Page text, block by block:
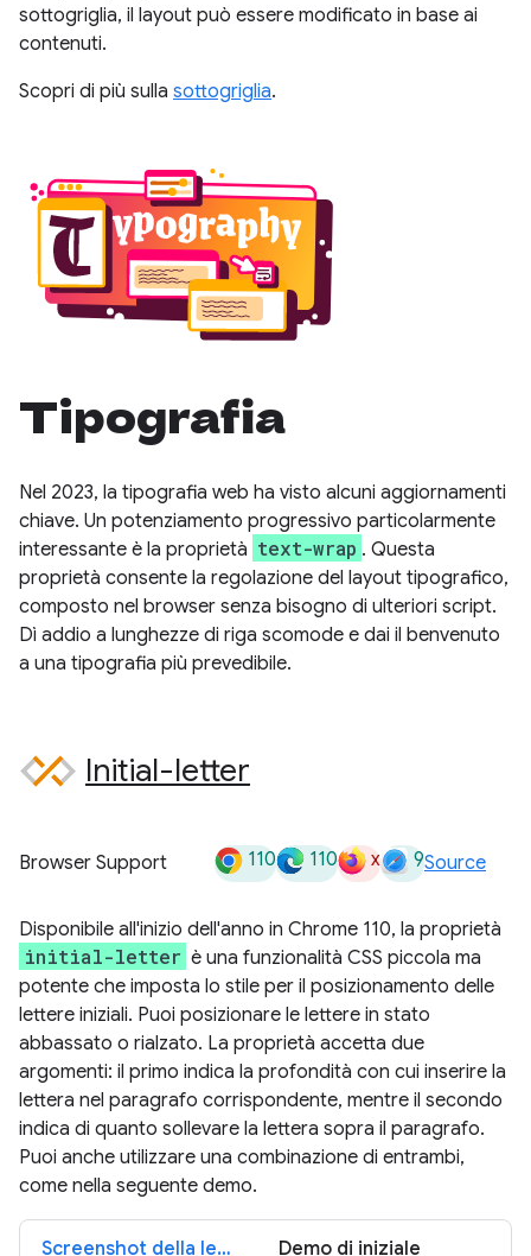
sottogriglia, il layout può essere modificato in base ai
contenuti.
Scopri di più sulla sottogriglia.
Tipografia
Nel 2023, la tipografia web ha visto alcuni aggiornamenti
chiave. Un potenziamento progressivo particolarmente
interessante è la proprietà text-wrap . Questa
proprietà consente la regolazione del layout tipografico,
composto nel browser senza bisogno di ulteriori script.
Dì addio a lunghezze di riga scomode e dai il benvenuto
a una tipografia più prevedibile.
Initial-letter
Browser Support 110 110 x 9Source
Disponibile all'inizio dell'anno in Chrome 110, la proprietà
initial-letter è una funzionalità CSS piccola ma
potente che imposta lo stile per il posizionamento delle
lettere iniziali. Puoi posizionare le lettere in stato
abbassato o rialzato. La proprietà accetta due
argomenti: il primo indica la profondità con cui inserire la
lettera nel paragrafo corrispondente, mentre il secondo
indica di quanto sollevare la lettera sopra il paragrafo.
Puoi anche utilizzare una combinazione di entrambi,
come nella seguente demo.
Screenshot della lettera iniziale Demo di iniziale